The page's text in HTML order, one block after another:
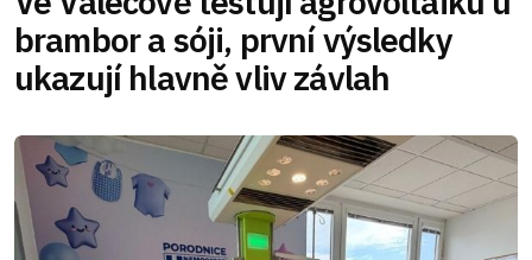
brambor a sóji, první výsledky
ukazují hlavně vliv závlah